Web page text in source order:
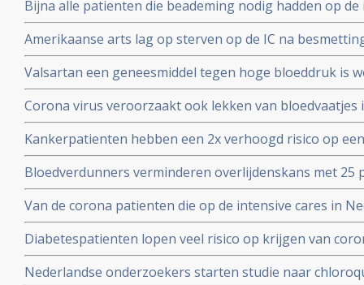
Bijna alle patienten die beademing nodig hadden op
Yorkse ziekenhuizen overleden (88 procent).
waren de belangrijkste factoren
Amerikaanse arts lag op sterven op de IC na
infusen met hoge dosis vitamine C redde zijn leven
Valsartan een geneesmiddel tegen hoge bloeddruk is
het corona virus. Nederlandse onderzoekers aan de
gerandomiseerd onderzoek. ]
Corona virus veroorzaakt ook lekken van
de ACE2-receptoren en maakt dit corona virus nog
onderzoekers aan de Radboud universiteit
Kankerpatienten hebben een 2x verhoogd risico op
virus blijkt uit studie in Wujang. Waarschijnlijk doordat
Bloedverdunners verminderen overlijdenskans met
corona virus die een SOHA score - sepsis-
hadden bij opname op de Intensive Care
Van de corona patienten die op de intensive cares in
32 procent mensen met ernstig overgewicht en
Diabetespatienten lopen veel risico op krijgen van
eerste Nederlandse onderzoek onder 100 patienten.
Nederlandse onderzoekers starten studie naar